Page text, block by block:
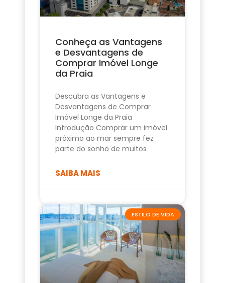
Conheça as Vantagens
e Desvantagens de
Comprar Imóvel Longe
da Praia
Descubra as Vantagens e
Desvantagens de Comprar
Imóvel Longe da Praia
Introdução Comprar um imóvel
próximo ao mar sempre fez
parte do sonho de muitos
SAIBA MAIS
ESTILO DE VIDA